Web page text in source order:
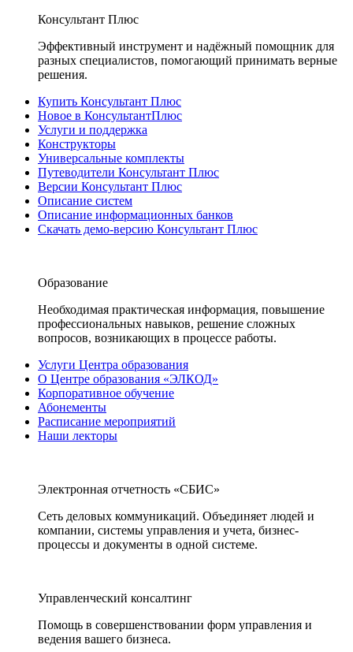
Консультант Плюс
Эффективный инструмент и надёжный помощник для
разных специалистов, помогающий принимать верные
решения.
Купить Консультант Плюс
Новое в КонсультантПлюс
Услуги и поддержка
Конструкторы
Универсальные комплекты
Путеводители Консультант Плюс
Версии Консультант Плюс
Описание систем
Описание информационных банков
Скачать демо-версию Консультант Плюс
Образование
Необходимая практическая информация, повышение
профессиональных навыков, решение сложных
вопросов, возникающих в процессе работы.
Услуги Центра образования
О Центре образования «ЭЛКОД»
Корпоративное обучение
Абонементы
Расписание мероприятий
Наши лекторы
Электронная отчетность «СБИС»
Сеть деловых коммуникаций. Объединяет людей и
компании, системы управления и учета, бизнес-
процессы и документы в одной системе.
Управленческий консалтинг
Помощь в совершенствовании форм управления и
ведения вашего бизнеса.